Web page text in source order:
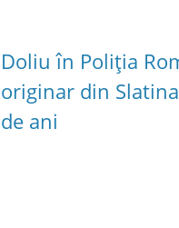
Doliu în Poliția
originar din
de ani